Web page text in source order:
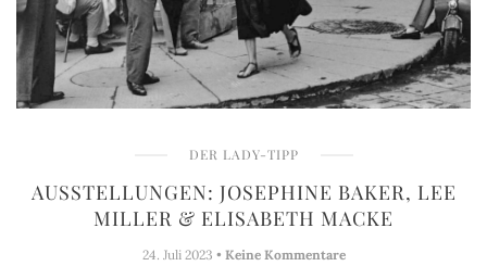
DER LADY-TIPP
AUSSTELLUNGEN: JOSEPHINE BAKER, LEE
MILLER & ELISABETH MACKE
24. Juli 2023 • Keine Kommentare